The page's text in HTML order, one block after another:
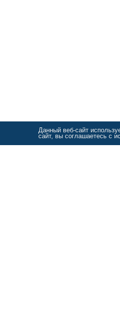
Данный веб-сайт
сайт, вы соглашаетесь с